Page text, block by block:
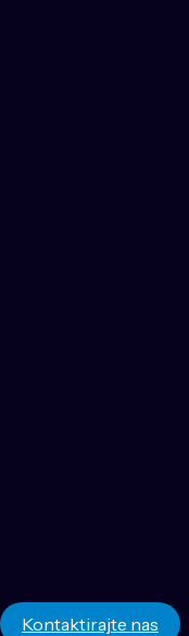
Kontaktirajte nas